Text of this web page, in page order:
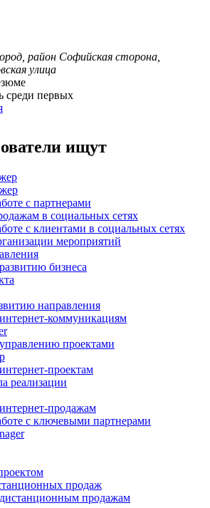
район Софийская сторона,
улица
среди первых
ищут
с партнерами
в социальных сетях
с клиентами в социальных сетях
мероприятий
бизнеса
направления
коммуникациям
проектами
проектам
реализации
продажам
с ключевыми партнерами
продаж
продажам